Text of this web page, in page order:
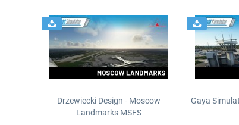
Drzewiecki Design - Moscow
Landmarks MSFS
Gaya